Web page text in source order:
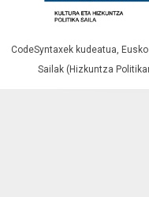
CodeSyntaxek kudeatua,
Sailak (Hizkuntza